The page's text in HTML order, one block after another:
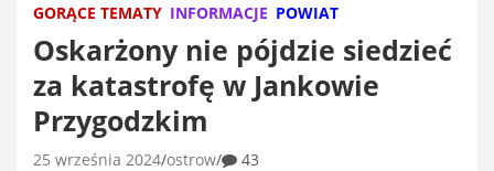
GORĄCE TEMATY INFORMACJE POWIAT
Oskarżony nie pójdzie siedzieć
za katastrofę w Jankowie
Przygodzkim
25 września 2024 ostrow 43